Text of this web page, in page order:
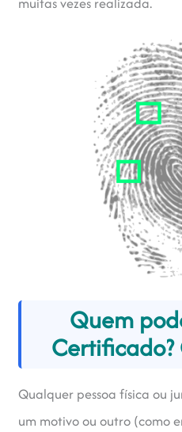
Quem
Certificado?
Qualquer pessoa física ou
um motivo ou outro (como